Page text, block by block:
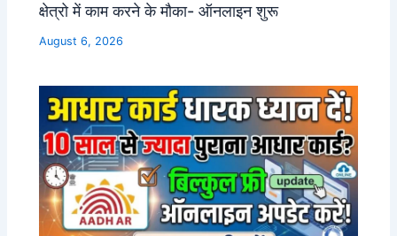
क्षेत्रो में काम करने के मौका- ऑनलाइन शुरू
August 6, 2026